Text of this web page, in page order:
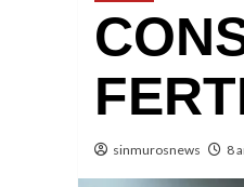
sinmurosnews 8